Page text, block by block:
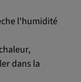
l'humidité
dans la